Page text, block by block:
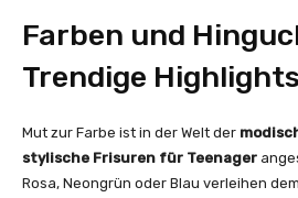
Farben und
Trendige Highlights
Mut zur Farbe ist in der Welt der
stylische Frisuren für Teenager
Rosa, Neongrün oder Blau verleihen